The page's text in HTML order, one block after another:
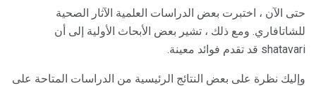
حتى الآن ، اختبرت بعض الدراسات العلمية الآثار الصحية
للشاتافاري. ومع ذلك ، تشير بعض الأبحاث الأولية إلى أن
shatavari قد تقدم فوائد معينة.
وإليك نظرة على بعض النتائج الرئيسية من الدراسات المتاحة على